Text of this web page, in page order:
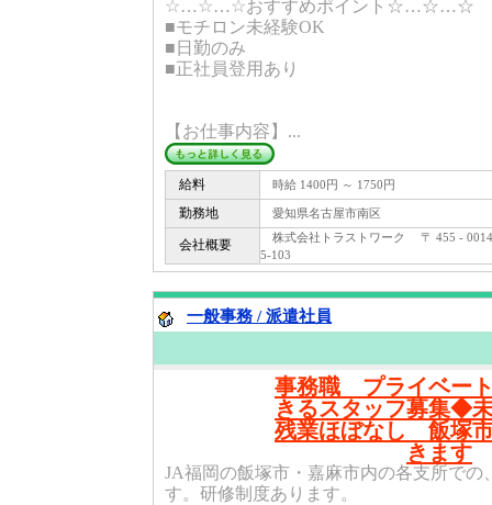
☆…☆…☆おすすめポイント☆…☆…☆
■モチロン未経験OK
■日勤のみ
■正社員登用あり
【お仕事内容】...
給料 時給 1400円 ～ 1750円
勤務地 愛知県名古屋市南区
会社概要
株式会社トラストワーク 〒 455 -
5-103
一般事務 / 派遣社員
事務職 プライベー
きるスタッフ募集◆
残業ほぼなし 飯塚
きます
JA福岡の飯塚市・嘉麻市内の各支所での
す。研修制度あります。